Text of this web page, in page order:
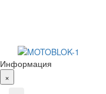
Информация
×